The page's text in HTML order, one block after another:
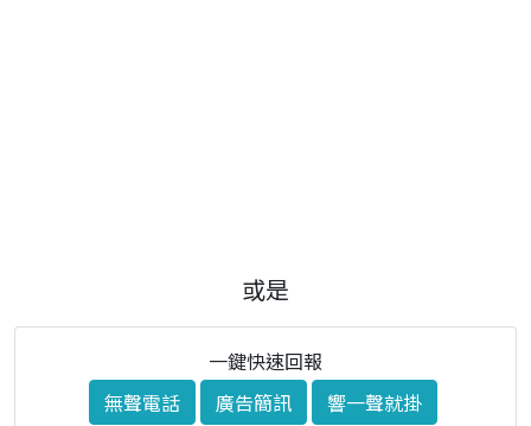
或是
一鍵快速回報
無聲電話
廣告簡訊
響一聲就掛